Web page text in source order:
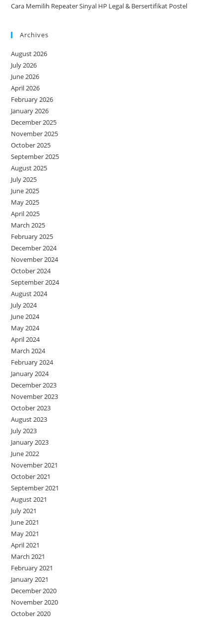
Cara Memilih Repeater Sinyal HP Legal & Bersertifikat Postel
Archives
August 2026
July 2026
June 2026
April 2026
February 2026
January 2026
December 2025
November 2025
October 2025
September 2025
August 2025
July 2025
June 2025
May 2025
April 2025
March 2025
February 2025
December 2024
November 2024
October 2024
September 2024
August 2024
July 2024
June 2024
May 2024
April 2024
March 2024
February 2024
January 2024
December 2023
November 2023
October 2023
August 2023
July 2023
January 2023
June 2022
November 2021
October 2021
September 2021
August 2021
July 2021
June 2021
May 2021
April 2021
March 2021
February 2021
January 2021
December 2020
November 2020
October 2020